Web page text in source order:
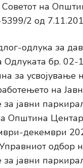
на
2 од
одлука за
Одлуката бр.
за усвојување
на
за јавни
Општина
декември
одбор
за јавни